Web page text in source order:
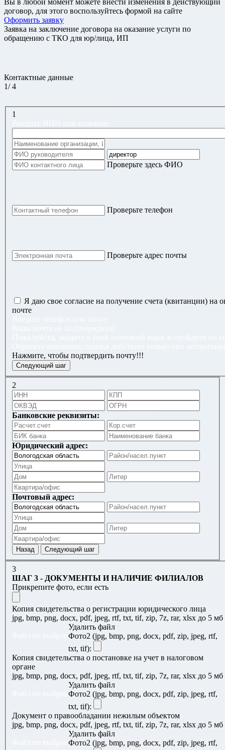
договор, для этого воспользуйтесь формой на сайте
Оформить заявку
Заявка на заключение договора на оказание услуги по
обращению с ТКО для юр/лица, ИП
Контактные данные
1/4
1
Проверьте здесь ФИО
Проверьте телефон
Проверьте адрес почты
Я даю свое согласие на получение счета (квитанции) на
почте
Нажмите, чтобы подтвердить почту!!!
2
Банковские реквизиты:
Юридический адрес:
Почтовый адрес:
3
ШАГ 3 - ДОКУМЕНТЫ И НАЛИЧИЕ ФИЛИАЛОВ
Прикрепите фото, если есть
Копия свидетельства о регистрации юридического лица
jpg, bmp, png, docx, pdf, jpeg, rtf, txt, tif, zip, 7z, rar, xlsx до 5 мб
Удалить файл
Фото2 (jpg, bmp, png, docx, pdf, zip, jpeg, rtf,
txt, tif):
Копия свидетельства о постановке на учет в налоговом
органе
jpg, bmp, png, docx, pdf, jpeg, rtf, txt, tif, zip, 7z, rar, xlsx до 5 мб
Удалить файл
Фото2 (jpg, bmp, png, docx, pdf, zip, jpeg, rtf,
txt, tif):
Документ о правообладании нежилым объектом
jpg, bmp, png, docx, pdf, jpeg, rtf, txt, tif, zip, 7z, rar, xlsx до 5 мб
Удалить файл
Фото2 (jpg, bmp, png, docx, pdf, zip, jpeg, rtf,